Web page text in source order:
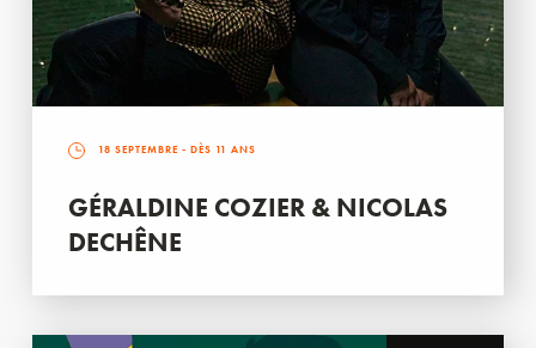
18 SEPTEMBRE - DÈS 11 ANS
GÉRALDINE COZIER & NICOLAS
DECHÊNE